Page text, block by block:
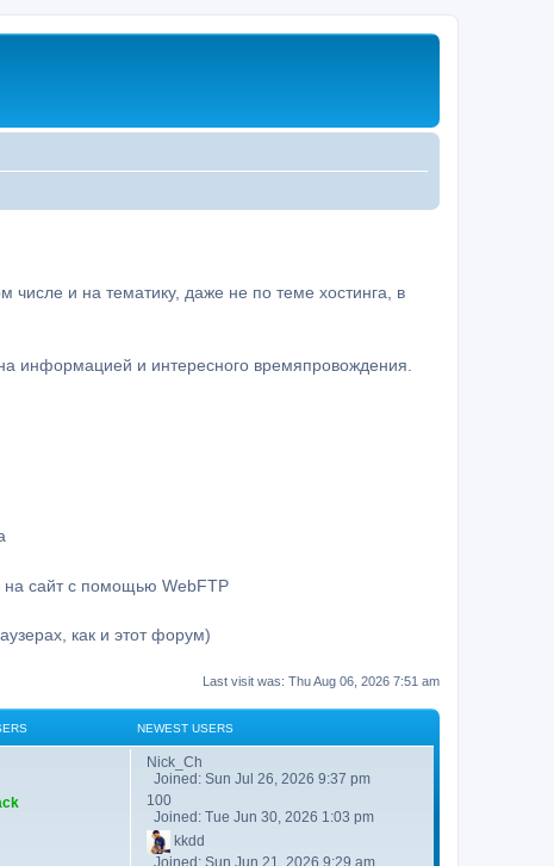
и на тематику, даже не по теме хостинга, в
информацией и интересного времяпровождения.
на сайт с помощью WebFTP
как и этот форум)
Last visit was: Thu Aug 06, 2026 7:51 am
NEWEST USERS
Nick_Ch
Joined: Sun Jul 26, 2026 9:37 pm
100
Joined: Tue Jun 30, 2026 1:03 pm
kkdd
Joined: Sun Jun 21, 2026 9:29 am